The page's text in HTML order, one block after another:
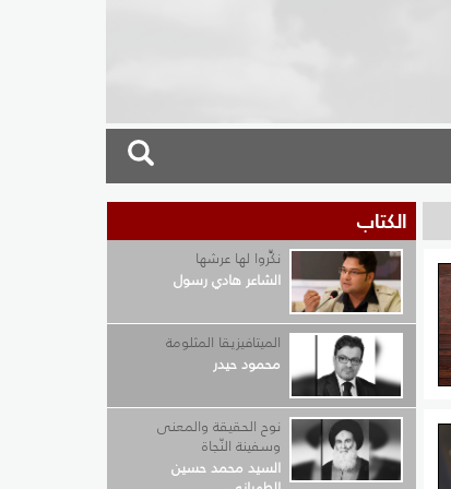
الكتاب
نكِّروا لها عرشها
الشاعر هادي رسول
الميتافيزيقا المثلومة
محمود حيدر
نوح الحقيقة والمعنى
وسفينة النّجاة
السيد محمد حسين